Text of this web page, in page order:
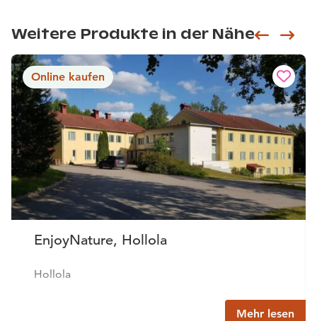
Weitere Produkte in der Nähe
Online kaufen
EnjoyNature, Hollola
Hollola
Mehr lesen
Siirry